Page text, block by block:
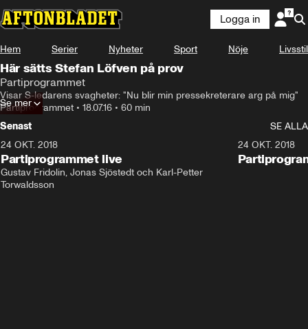
Logga in
Hem Serier Nyheter Sport Nöje Livsstil
Här sätts Stefan Löfven på prov
Partiprogrammet
Visar S-ledarens svagheter: "Nu blir min pressekreterare arg på mig"
Partiprogrammet • 18.07.16 • 60 min
Se mer
Senast
SE ALLA
24 OKT. 2018
Partiprogrammet live
Gustav Fridolin, Jonas Sjöstedt och Karl-Petter
Torwaldsson
24 OKT. 2018